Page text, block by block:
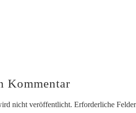
Kommentar
nicht veröffentlicht. Erforderliche